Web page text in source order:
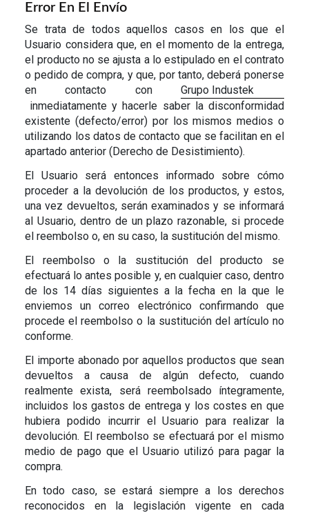
Error En El Envío
Se trata de todos aquellos casos en los que el
Usuario considera que, en el momento de la entrega,
el producto no se ajusta a lo estipulado en el contrato
o pedido de compra, y que, por tanto, deberá ponerse
en contacto con Grupo Industek
inmediatamente y hacerle saber la disconformidad
existente (defecto/error) por los mismos medios o
utilizando los datos de contacto que se facilitan en el
apartado anterior (Derecho de Desistimiento).
El Usuario será entonces informado sobre cómo
proceder a la devolución de los productos, y estos,
una vez devueltos, serán examinados y se informará
al Usuario, dentro de un plazo razonable, si procede
el reembolso o, en su caso, la sustitución del mismo.
El reembolso o la sustitución del producto se
efectuará lo antes posible y, en cualquier caso, dentro
de los 14 días siguientes a la fecha en la que le
enviemos un correo electrónico confirmando que
procede el reembolso o la sustitución del artículo no
conforme.
El importe abonado por aquellos productos que sean
devueltos a causa de algún defecto, cuando
realmente exista, será reembolsado íntegramente,
incluidos los gastos de entrega y los costes en que
hubiera podido incurrir el Usuario para realizar la
devolución. El reembolso se efectuará por el mismo
medio de pago que el Usuario utilizó para pagar la
compra.
En todo caso, se estará siempre a los derechos
reconocidos en la legislación vigente en cada